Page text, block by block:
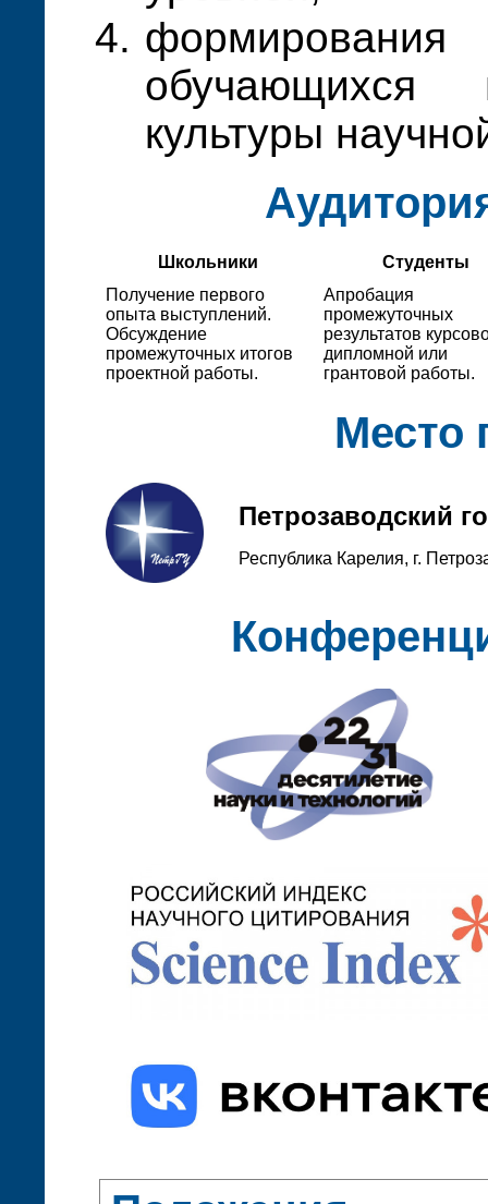
культуры
Школьники
Студенты
Получение первого
опыта выступлений.
Обсуждение
промежуточных итогов
проектной работы.
Апробация
промежуточных
результатов
дипломной или
грантовой работы.
Место
Петрозаводский
Республика Карелия, г.